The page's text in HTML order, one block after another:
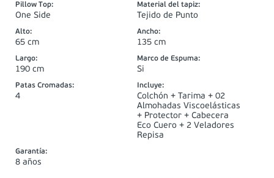
Pillow Top:
One Side
Material del tapiz:
Tejido de Punto
Alto:
65 cm
Ancho:
135 cm
Largo:
190 cm
Marco de Espuma:
Si
Patas Cromadas:
4
Incluye:
Colchón + Tarima + 02
Almohadas Viscoelásticas
+ Protector + Cabecera
Eco Cuero + 2 Veladores
Repisa
Garantía:
8 años